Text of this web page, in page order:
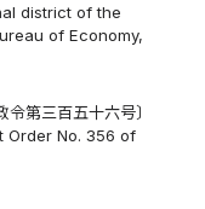
district of the
of Economy,
第三百五十六号〕
Order No. 356 of